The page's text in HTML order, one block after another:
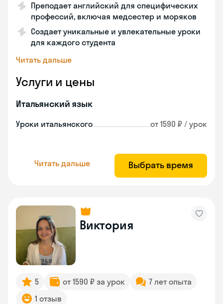
Преподает английский для специфических
профессий, включая медсестер и моряков
Создает уникальные и увлекательные уроки
для каждого студента
Читать дальше
Услуги и цены
Итальянский язык
Уроки итальянского от 1590 ₽ / урок
Читать дальше Выбрать время
Виктория
5 от 1590 ₽ за урок
7 лет опыта
1 отзыв